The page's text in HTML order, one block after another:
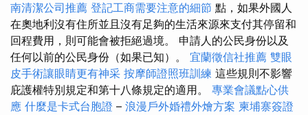
南清潔公司推薦 登記工商需要注意的細節 點，如果外國人
在奧地利沒有住所並且沒有足夠的生活來源來支付其停留和
回程費用，則可能會被拒絕過境。 申請人的公民身份以及
任何以前的公民身份（如果已知）。 宜蘭徵信社推薦 雙眼
皮手術讓眼睛更有神采 按摩師證照班訓練 這些規則不影響
庇護權特別規定和第十八條規定的適用。 專業會議點心供
應 什麼是卡式台胞證 – 浪漫戶外婚禮外燴方案 柬埔寨簽證